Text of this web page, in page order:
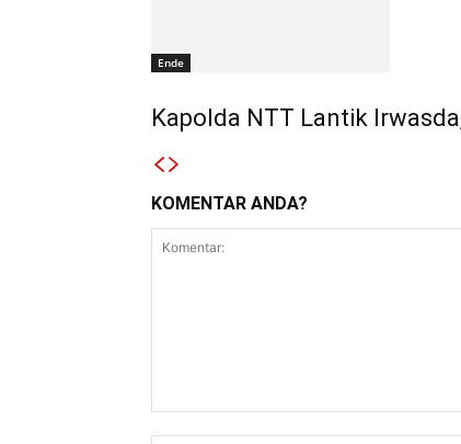
Ende
Kapolda NTT Lantik
KOMENTAR ANDA?